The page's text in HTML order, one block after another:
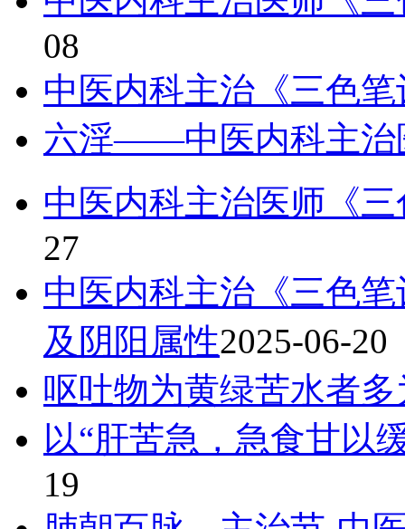
08
中医内科主治《三色
六淫——中医内科主治
中医内科主治医师《
27
中医内科主治《三色
及阴阳属性2025-06-20
呕吐物为黄绿苦水者多
以“肝苦急，急食甘以
19